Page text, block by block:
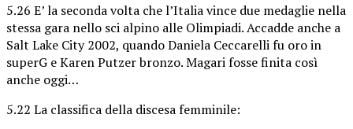
5.26 E’ la seconda volta che l’Italia vince due medaglie nella
stessa gara nello sci alpino alle Olimpiadi. Accadde anche a
Salt Lake City 2002, quando Daniela Ceccarelli fu oro in
superG e Karen Putzer bronzo. Magari fosse finita così
anche oggi…
5.22 La classifica della discesa femminile: